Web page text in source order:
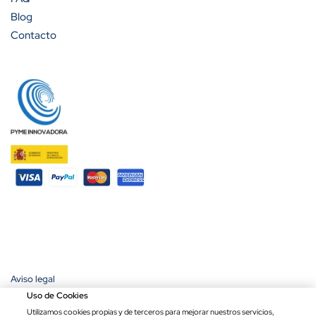
Blog
Contacto
Aviso legal
Política de privacidad
Uso de Cookies
Utilizamos cookies propias y de terceros para mejorar nuestros servicios,